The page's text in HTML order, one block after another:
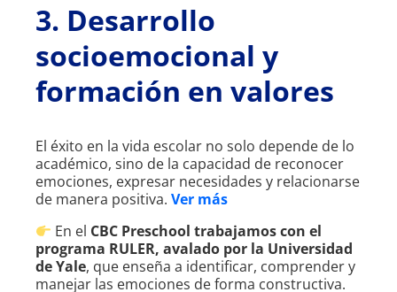
3. Desarrollo
socioemocional y
formación en valores
El éxito en la vida escolar no solo depende de lo
académico, sino de la capacidad de reconocer
emociones, expresar necesidades y relacionarse
de manera positiva. Ver más
En el CBC Preschool trabajamos con el
programa RULER, avalado por la Universidad
de Yale, que enseña a identificar, comprender y
manejar las emociones de forma constructiva.